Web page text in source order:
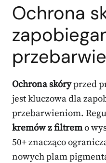
Ochrona
Ochrona skóryprzed
jest kluczowa dla
przebarwieniom.
kremów z filtremo
50+ znacząco
nowych plam